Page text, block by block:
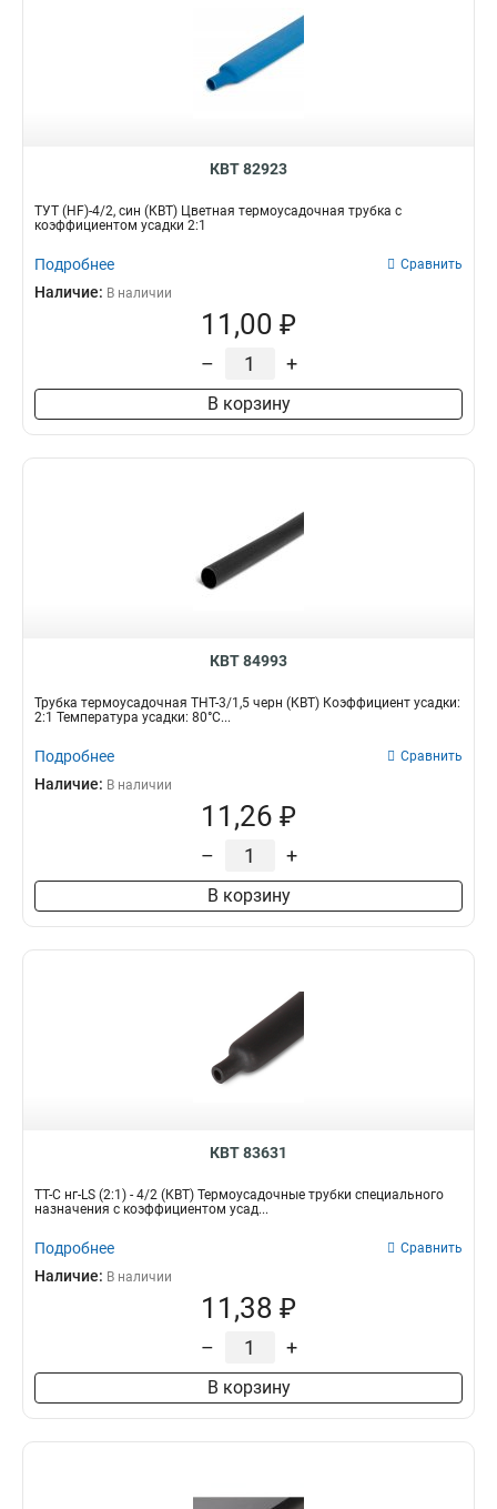
КВТ 82923
ТУТ (HF)-4/2, син (КВТ) Цветная термоусадочная трубка с
коэффициентом усадки 2:1
Подробнее Сравнить
Наличие: В наличии
11,00 ₽
– +
В корзину
КВТ 84993
Трубка термоусадочная ТНТ-3/1,5 черн (КВТ) Коэффициент усадки:
2:1 Температура усадки: 80°С...
Подробнее Сравнить
Наличие: В наличии
11,26 ₽
– +
В корзину
КВТ 83631
ТТ-С нг-LS (2:1) - 4/2 (КВТ) Термоусадочные трубки специального
назначения с коэффициентом усад...
Подробнее Сравнить
Наличие: В наличии
11,38 ₽
– +
В корзину